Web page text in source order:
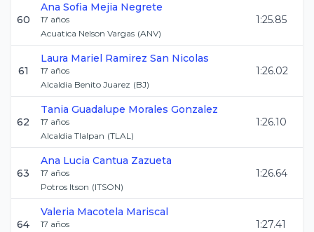
60
Ana Sofia Mejia Negrete
17 años
Acuatica Nelson Vargas (ANV)
1:25.85
61
Laura Mariel Ramirez San Nicolas
17 años
Alcaldia Benito Juarez (BJ)
1:26.02
62
Tania Guadalupe Morales Gonzalez
17 años
Alcaldia Tlalpan (TLAL)
1:26.10
63
Ana Lucia Cantua Zazueta
17 años
Potros Itson (ITSON)
1:26.64
64
Valeria Macotela Mariscal
17 años
1:27.41